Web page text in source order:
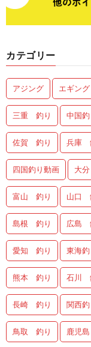
カテゴリー
アジング エギング
三重 釣り 中国
佐賀 釣り 兵庫
四国釣り動画 大
富山 釣り 山口
島根 釣り 広島
愛知 釣り 東海
熊本 釣り 石川
長崎 釣り 関西
鳥取 釣り 鹿児